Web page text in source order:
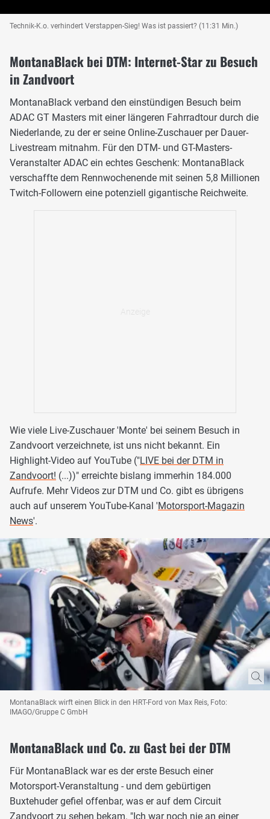
Technik-K.o. verhindert Verstappen-Sieg! Was ist passiert? (11:31 Min.)
MontanaBlack bei DTM: Internet-Star zu Besuch
in Zandvoort
MontanaBlack verband den einstündigen Besuch beim
ADAC GT Masters mit einer längeren Fahrradtour durch die
Niederlande, zu der er seine Online-Zuschauer per Dauer-
Livestream mitnahm. Für den DTM- und GT-Masters-
Veranstalter ADAC ein echtes Geschenk: MontanaBlack
verschaffte dem Rennwochenende mit seinen 5,8 Millionen
Twitch-Followern eine potenziell gigantische Reichweite.
Wie viele Live-Zuschauer 'Monte' bei seinem Besuch in
Zandvoort verzeichnete, ist uns nicht bekannt. Ein
Highlight-Video auf YouTube ("LIVE bei der DTM in
Zandvoort! (...))" erreichte bislang immerhin 184.000
Aufrufe. Mehr Videos zur DTM und Co. gibt es übrigens
auch auf unserem YouTube-Kanal 'Motorsport-Magazin
News'.
MontanaBlack wirft einen Blick in den HRT-Ford von Max Reis, Foto:
IMAGO/Gruppe C GmbH
MontanaBlack und Co. zu Gast bei der DTM
Für MontanaBlack war es der erste Besuch einer
Motorsport-Veranstaltung - und dem gebürtigen
Buxtehuder gefiel offenbar, was er auf dem Circuit
Zandvoort zu sehen bekam. "Ich war noch nie an einer